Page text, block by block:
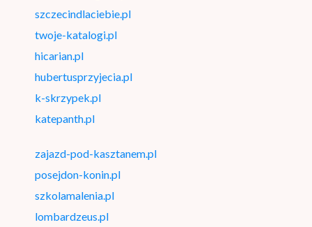
szczecindlaciebie.pl
twoje-katalogi.pl
hicarian.pl
hubertusprzyjecia.pl
k-skrzypek.pl
katepanth.pl
zajazd-pod-kasztanem.pl
posejdon-konin.pl
szkolamalenia.pl
lombardzeus.pl